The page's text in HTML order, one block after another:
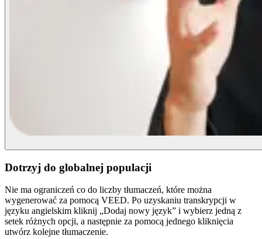
Dotrzyj do globalnej populacji
Nie ma ograniczeń co do liczby tłumaczeń, które można
wygenerować za pomocą VEED. Po uzyskaniu transkrypcji w
języku angielskim kliknij „Dodaj nowy język” i wybierz jedną z
setek różnych opcji, a następnie za pomocą jednego kliknięcia
utwórz kolejne tłumaczenie.